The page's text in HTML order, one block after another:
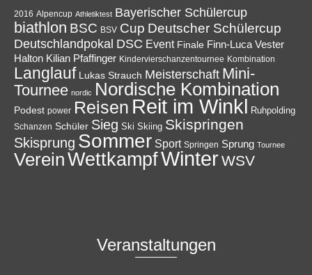
2016 Alpencup Athletiktest Bayerischer Schülercup
biathlon BSC BSV Cup Deutscher Schülercup
Deutschlandpokal DSC Event Finale Finn-Luca Vester
Halton Kilian Pfaffinger Kindervierschanzentournee Kombination
Langlauf Lukas Strauch Meisterschaft Mini-
Tournee nordic Nordische Kombination
Podest power Reisen Reit im Winkl Ruhpolding
Schanzen Schüler Sieg Ski Skiing Skispringen
Skisprung Sommer Sport Springen Sprung Tournee
VereinWettkampfWinterWSV
Veranstaltungen